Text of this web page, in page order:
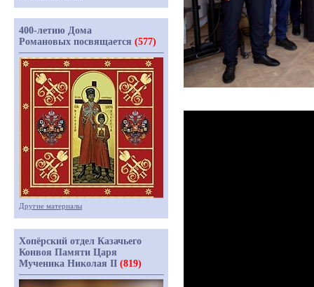
400-летию Дома
Романовых посвящается (577)
Другие материалы
Хопёрский отдел Казачьего
Конвоя Памяти Царя
Мученика Николая II (819)